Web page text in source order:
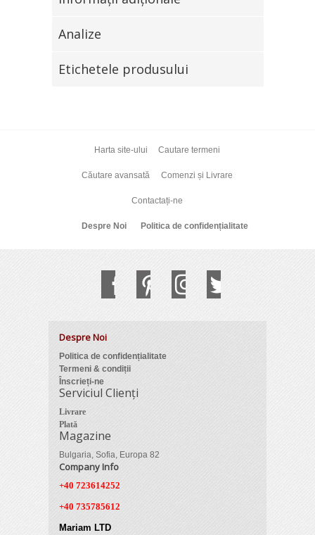
Analize
Etichetele produsului
Harta site-ului Cautare termeni
Căutare avansată Comenzi și Livrare
Contactați-ne
Despre Noi Politica de confidențialitate
Despre Noi
Politica de confidențialitate
Termeni & condiții
Înscrieți-ne
Serviciul Clienți
Livrare
Plată
Magazine
Bulgaria, Sofia, Europa 82
Company Info
+40 723614252
+40 735785612
Mariam LTD